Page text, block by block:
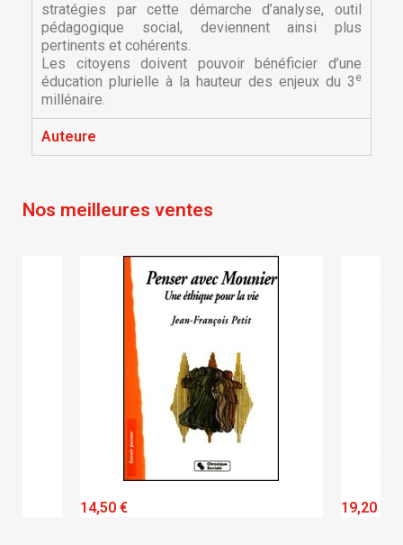
Ajouter à ma liste d'envies
Créer une liste d'envies
Annuler Créer une liste d'envies
Connexion ×
à votre liste d'envies.
Annuler Connexion
stratégies par cette démarche d’analyse, outil
pédagogique social, deviennent ainsi plus
pertinents et cohérents.
Les citoyens doivent pouvoir bénéficier d’une
éducation plurielle à la hauteur des enjeux du 3 e
millénaire.
Auteure
Nos meilleures ventes
14,50 € 19,20 €